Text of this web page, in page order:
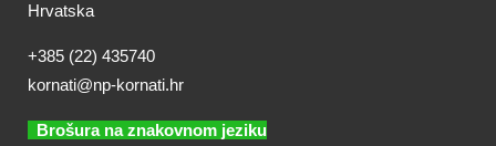
Hrvatska
+385 (22) 435740
kornati@np-kornati.hr
Brošura na znakovnom jeziku